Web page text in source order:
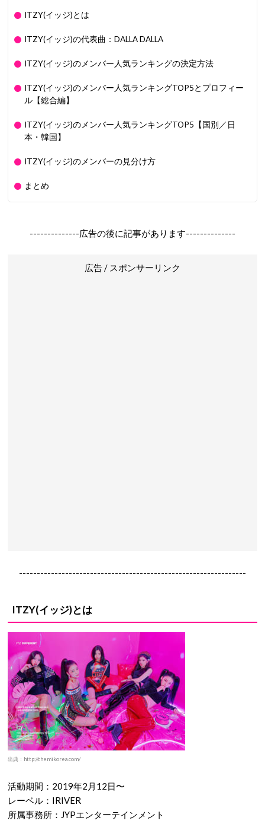
ITZY(イッジ)とは
ITZY(イッジ)の代表曲：DALLA DALLA
ITZY(イッジ)のメンバー人気ランキングの決定方法
ITZY(イッジ)のメンバー人気ランキングTOP5とプロフィー
ル【総合編】
ITZY(イッジ)のメンバー人気ランキングTOP5【国別／日
本・韓国】
ITZY(イッジ)のメンバーの見分け方
まとめ
--------------広告の後に記事があります--------------
広告 / スポンサーリンク
----------------------------------------------------------------
ITZY(イッジ)とは
出典：http://chemikorea.com/
活動期間：2019年2月12日〜
レーベル：IRIVER
所属事務所：JYPエンターテインメント